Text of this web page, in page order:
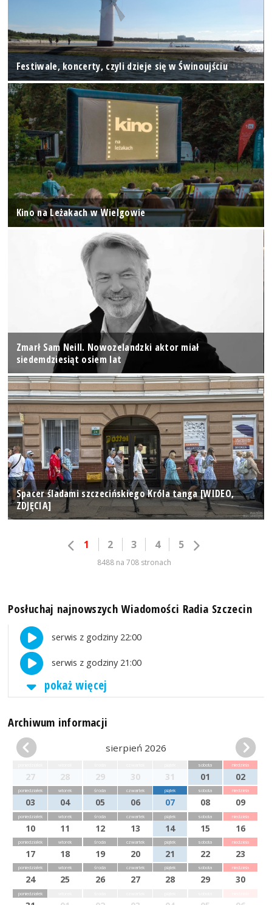
Festiwale, koncerty, czyli dzieje się w Świnoujściu
Kino na Leżakach w Wielgowie
Zmarł Sam Neill. Nowozelandzki aktor miał
siedemdziesiąt osiem lat
Spacer śladami szczecińskiego Króla tanga [WIDEO,
ZDJĘCIA]
1 2 3 4 5
8488 na 708 stronach
Posłuchaj najnowszych Wiadomości Radia Szczecin
serwis z godziny 22:00
serwis z godziny 21:00
pokaż więcej
Archiwum informacji
sierpień 2026
27 28 29 30 31
sobota
01
niedziela
02
poniedziałek
03
wtorek
04
środa
05
czwartek
06
piątek
07
sobota
08
niedziela
09
poniedziałek
10
wtorek
11
środa
12
czwartek
13
piątek
14
sobota
15
niedziela
16
poniedziałek
17
wtorek
18
środa
19
czwartek
20
piątek
21
sobota
22
niedziela
23
poniedziałek
24
wtorek
25
środa
26
czwartek
27
piątek
28
sobota
29
niedziela
30
poniedziałek